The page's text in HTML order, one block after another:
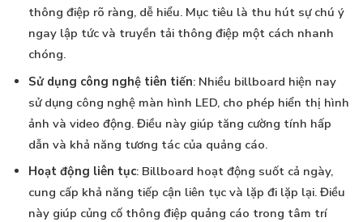
thông điệp rõ ràng, dễ hiểu. Mục tiêu là thu hút sự chú ý
ngay lập tức và truyền tải thông điệp một cách nhanh
chóng.
Sử dụng công nghệ tiên tiến: Nhiều billboard hiện nay
sử dụng công nghệ màn hình LED, cho phép hiển thị hình
ảnh và video động. Điều này giúp tăng cường tính hấp
dẫn và khả năng tương tác của quảng cáo.
Hoạt động liên tục: Billboard hoạt động suốt cả ngày,
cung cấp khả năng tiếp cận liên tục và lặp đi lặp lại. Điều
này giúp củng cố thông điệp quảng cáo trong tâm trí